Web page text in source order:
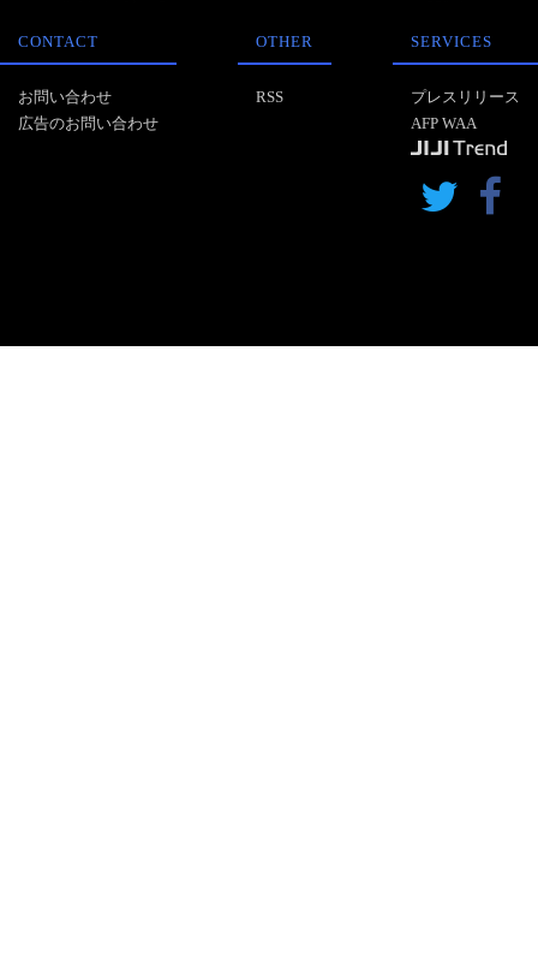
CONTACT
お問い合わせ
広告のお問い合わせ
OTHER
RSS
SERVICES
プレスリリース
AFP WAA